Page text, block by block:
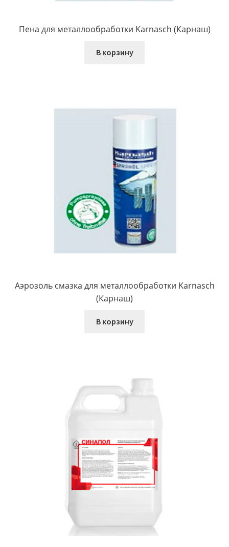
Пена для металлообработки Karnasch (Карнаш)
В корзину
Аэрозоль смазка для металлообработки Karnasch
(Карнаш)
В корзину